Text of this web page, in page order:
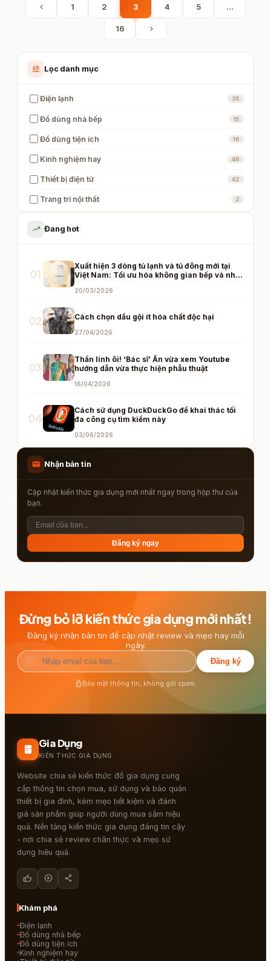
chevron_left 1 2 3 4 5 …
16 chevron_right
tune Lọc danh mục
Điện lạnh 35
Đồ dùng nhà bếp 15
Đồ dùng tiện ích 16
Kinh nghiệm hay 46
Thiết bị điện tử 42
Trang trí nội thất 2
trending_up Đang hot
01
Xuất hiện 3 dòng tủ lạnh và tủ đông mới tại
Việt Nam: Tối ưu hóa không gian bếp và nhu
cầu bảo quản thực phẩm dịp Tết đến Xuân
sang
20/03/2026
02 Cách chọn dầu gội ít hóa chất độc hại
27/04/2026
03
Thần linh ôi! ‘Bác sĩ’ Ấn vừa xem Youtube
hướng dẫn vừa thực hiện phẫu thuật
16/04/2026
04
Cách sử dụng DuckDuckGo để khai thác tối
đa công cụ tìm kiếm này
03/06/2026
mail Nhận bản tin
Cập nhật kiến thức gia dụng mới nhất ngay trong hộp thư của
bạn.
Đăng ký ngay
Đừng bỏ lỡ kiến thức gia dụng mới nhất!
Đăng ký nhận bản tin để cập nhật review và mẹo hay mỗi
ngày.
Đăng ký
lock Bảo mật thông tin, không gửi spam.
kitchen Gia Dụng
KIẾN THỨC GIA DỤNG
Website chia sẻ kiến thức đồ gia dụng cung
cấp thông tin chọn mua, sử dụng và bảo quản
thiết bị gia đình, kèm mẹo tiết kiệm và đánh
giá sản phẩm giúp người dùng mua sắm hiệu
quả. Nền tảng kiến thức gia dụng đáng tin cậy
- nơi chia sẻ review chân thực và mẹo sử
dụng hiệu quả.
thumb_up play_circle share
Khám phá
Điện lạnh
Đồ dùng nhà bếp
Đồ dùng tiện ích
Kinh nghiệm hay